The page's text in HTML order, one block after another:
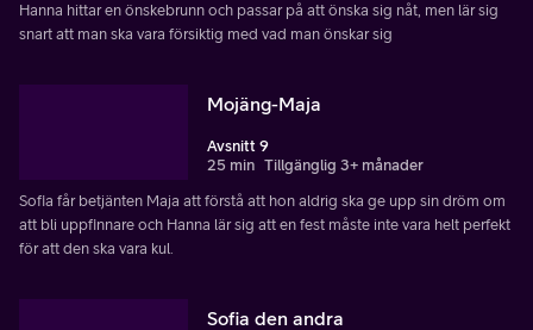
Hanna hittar en önskebrunn och passar på att önska sig nåt, men lär sig
snart att man ska vara försiktig med vad man önskar sig
Mojäng-Maja
Avsnitt 9
25 min Tillgänglig 3+ månader
Sofia får betjänten Maja att förstå att hon aldrig ska ge upp sin dröm om
att bli uppfinnare och Hanna lär sig att en fest måste inte vara helt perfekt
för att den ska vara kul.
Sofia den andra